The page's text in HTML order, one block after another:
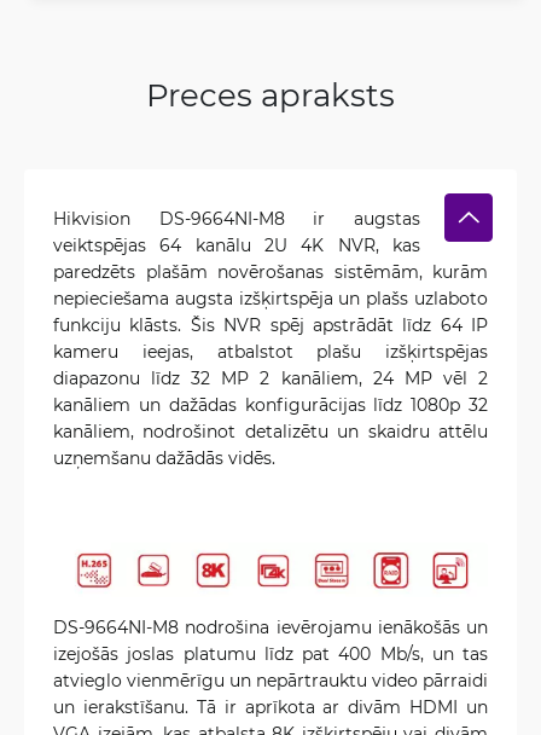
Preces apraksts
Hikvision DS-9664NI-M8 ir augstas
veiktspējas 64 kanālu 2U 4K NVR, kas
paredzēts plašām novērošanas sistēmām, kurām
nepieciešama augsta izšķirtspēja un plašs uzlaboto
funkciju klāsts. Šis NVR spēj apstrādāt līdz 64 IP
kameru ieejas, atbalstot plašu izšķirtspējas
diapazonu līdz 32 MP 2 kanāliem, 24 MP vēl 2
kanāliem un dažādas konfigurācijas līdz 1080p 32
kanāliem, nodrošinot detalizētu un skaidru attēlu
uzņemšanu dažādās vidēs.
DS-9664NI-M8 nodrošina ievērojamu ienākošās un
izejošās joslas platumu līdz pat 400 Mb/s, un tas
atvieglo vienmērīgu un nepārtrauktu video pārraidi
un ierakstīšanu. Tā ir aprīkota ar divām HDMI un